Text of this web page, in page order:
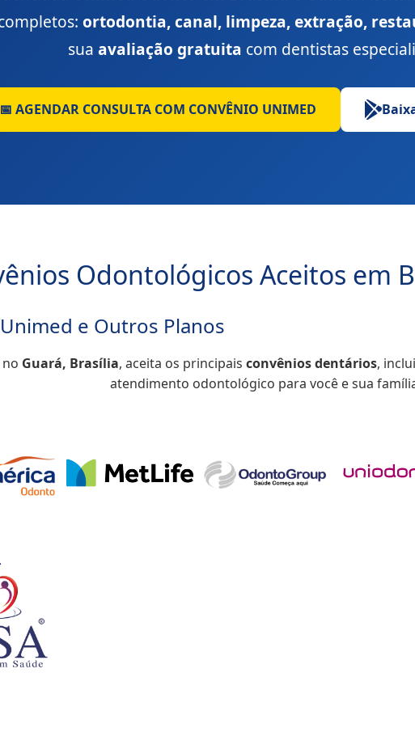
ortodontia, canal, limpeza, extração,
sua avaliação gratuita com dentistas
📅 AGENDAR CONSULTA COM CONVÊNIO UNIMED
Odontológicos Aceitos em
e Outros Planos
Guará, Brasília, aceita os principais convênios dentários,
atendimento odontológico para você e sua